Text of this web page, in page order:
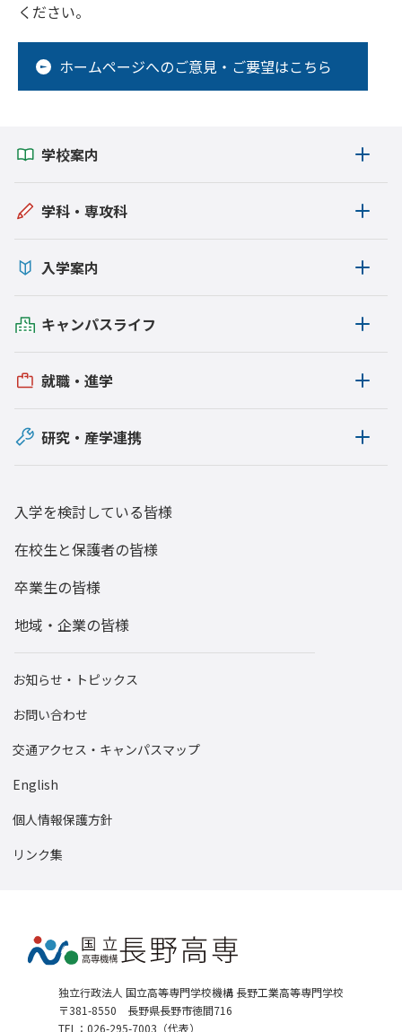
ください。
ホームページへのご意見・ご要望はこちら
学校案内
学科・専攻科
入学案内
キャンパスライフ
就職・進学
研究・産学連携
入学を検討している皆様
在校生と保護者の皆様
卒業生の皆様
地域・企業の皆様
お知らせ・トピックス
お問い合わせ
交通アクセス・キャンパスマップ
English
個人情報保護方針
リンク集
独立行政法人 国立高等専門学校機構 長野工業高等専門学校
〒381-8550 長野県長野市徳間716
TEL：026-295-7003（代表）